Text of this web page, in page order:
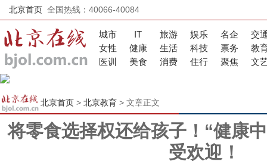
北京首页 全国热线：40066-40084
城市 IT 旅游 娱乐 名企
交
女性
健康 生活 科技 票务
教
医训
美食 消费 住行 聚焦 文
北京首页> 北京教育> 文章正文
将零食选择权还给孩子！“健康
受欢迎！